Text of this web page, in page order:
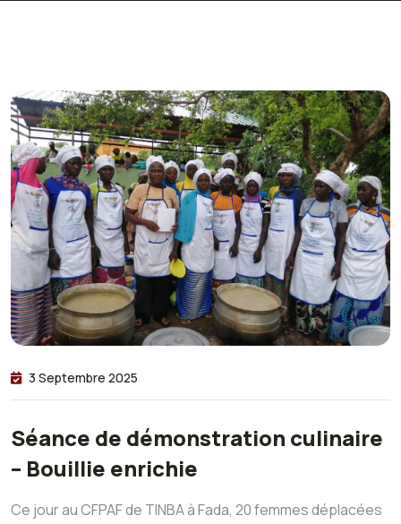
3 Septembre 2025
Séance de démonstration culinaire
– Bouillie enrichie
Ce jour au CFPAF de TINBA à Fada, 20 femmes déplacées